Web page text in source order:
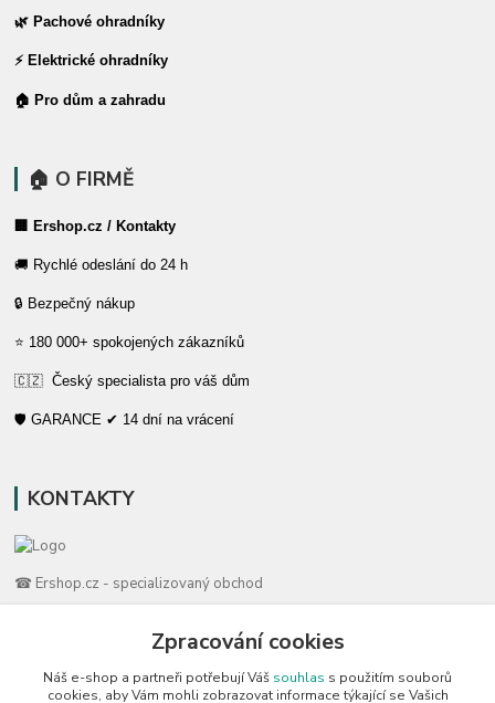
🌿 Pachové ohradníky
⚡ Elektrické ohradníky
🏠 Pro dům a zahradu
🏠 O FIRMĚ
🏢 Ershop.cz / Kontakty
🚚 Rychlé odeslání do 24 h
🔒 Bezpečný nákup
⭐ 180 000+ spokojených zákazníků
🇨🇿 Český specialista pro váš dům
🛡️ GARANCE ✔ 14 dní na vrácení
KONTAKTY
☎ Ershop.cz - specializovaný obchod
🛡️ Zákaznická podpora
📞 728 007 997
⏰ Po-Pá | 7:00 - 13:30 |
Zpracování cookies
Náš e-shop a partneři potřebují Váš souhlas s použitím souborů
cookies, aby Vám mohli zobrazovat informace týkající se Vašich